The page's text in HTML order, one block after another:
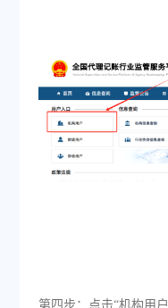
第四步：点击“机构用